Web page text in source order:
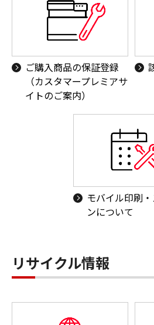
ご購入商品の保証登録
（カスタマープレミアサ
イトのご案内）
モバイル印刷
ンについて
リサイクル情報